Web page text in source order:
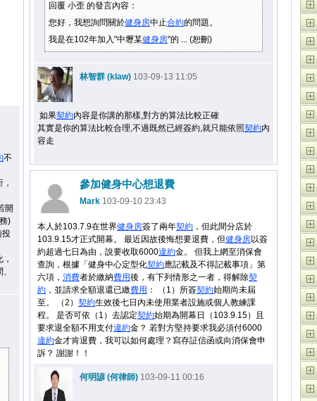
回覆 小歪 的發言內容：
您好，我想詢問關於健身房中止合約的問題。
我是在102年加入"中壢某健身房"的 ... (恕刪)
林智群 (klaw) 103-09-13 11:05
如果契約內容是你講的那樣,對方的算法比較正確
其實是你的算法比較合理,不過既然已經簽約,就只能依照契約內
容走
不
開
)
投
參加健身中心想退費
Mark 103-09-10 23:43
本人於103.7.9在世界健身房簽了兩年契約 ，但此間分店於
103.9.15才正式開幕。 最近因故後悔想要退費，但健身房以簽
約超過七日為由，說要收取6000違約金。 但我上網至消保會
查詢，根據「健身中心定型化契約應記載及不得記載事項」第
六項， 消費者於繳納費用後，有下列情形之一者，得解除契
約 ，並請求全額退還已繳費用 ： （1）所簽契約始期尚未屆
至。 （2） 契約生效後七日內未使用業者設施或個人教練課
程。 是否可依（1）去認定契約始期為開幕日（103.9.15）且
要求退全額不用支付違約金？ 若對方堅持要求我必須付6000
違約金才肯退費，我可以如何處理？寫存証信函或向消保會申
訴？ 謝謝！！
何明諺 (何律師) 103-09-11 00:16